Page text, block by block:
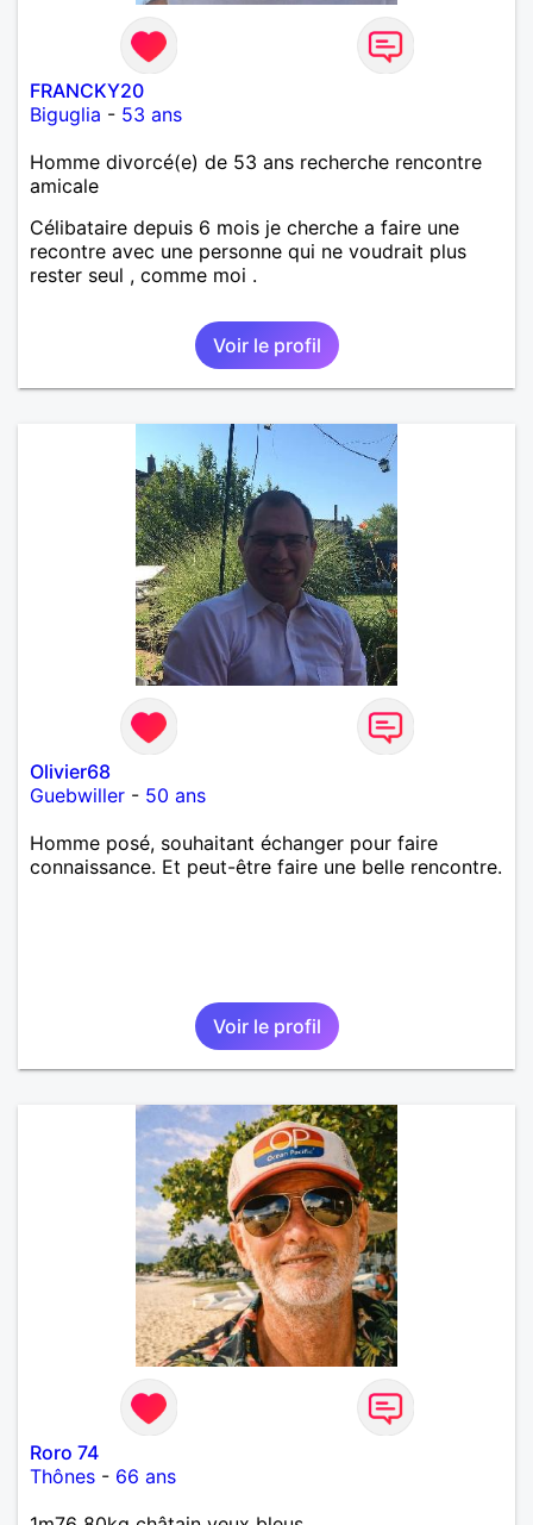
FRANCKY20
Biguglia - 53 ans
Homme divorcé(e) de 53 ans recherche rencontre
amicale
Célibataire depuis 6 mois je cherche a faire une
recontre avec une personne qui ne voudrait plus
rester seul , comme moi .
Voir le profil
Olivier68
Guebwiller - 50 ans
Homme posé, souhaitant échanger pour faire
connaissance. Et peut-être faire une belle rencontre.
Voir le profil
Roro 74
Thônes - 66 ans